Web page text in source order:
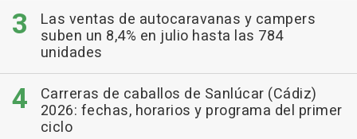
Las ventas de autocaravanas y campers
suben un 8,4% en julio hasta las 784
unidades
Carreras de caballos de Sanlúcar (Cádiz)
2026: fechas, horarios y programa del primer
ciclo